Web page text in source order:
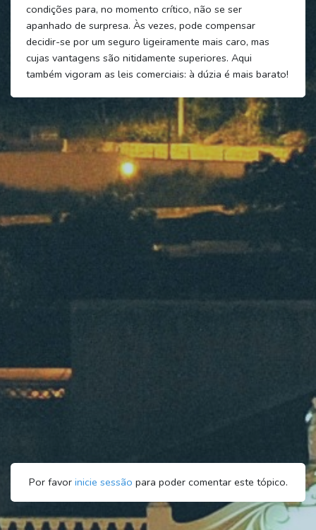
condições para, no momento crítico, não se ser
apanhado de surpresa. Às vezes, pode compensar
decidir-se por um seguro ligeiramente mais caro, mas
cujas vantagens são nitidamente superiores. Aqui
também vigoram as leis comerciais: à dúzia é mais barato!
Por favor inicie sessão para poder comentar este tópico.